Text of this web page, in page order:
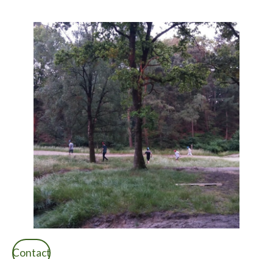
Contact